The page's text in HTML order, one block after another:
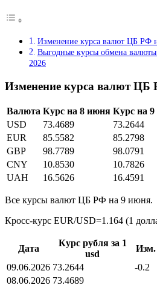
Изменение курса валют ЦБ РФ
Выгодные курсы обмена
2026
Изменение курса валют ЦБ
Валюта Курс на 8 июня Курс на
USD
73.4689 73.2644
EUR
85.5582 85.2798
GBP
98.7789 98.0791
CNY
10.8530 10.7826
UAH
16.5626 16.4591
Все курсы валют ЦБ РФ на 9 июня.
Кросс-курс EUR/USD=1.164 (1
Дата
Курс рубля за 1
usd
Изм.
09.06.2026 73.2644 -0.2
08.06.2026 73.4689